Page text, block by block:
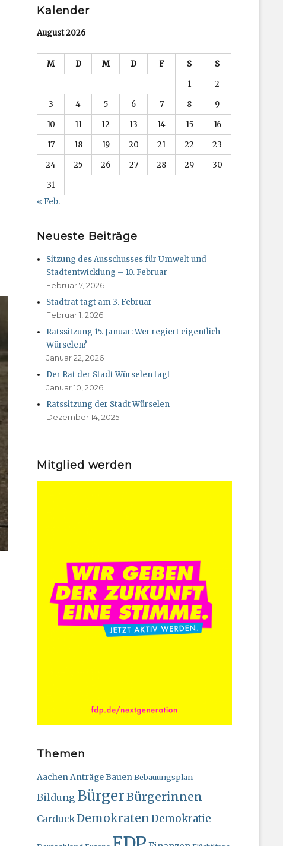
Kalender
August 2026
M D M D F S
S
1
2
3
4 5 6 7 8
9
10
11 12 13 14 15
16
17
18 19 20 21 22
23
24
25 26 27 28 29
30
31
« Feb.
Neueste Beiträge
Sitzung des Ausschusses für Umwelt und
Stadtentwicklung – 10. Februar
Februar 7, 2026
Stadtrat tagt am 3. Februar
Februar 1, 2026
Ratssitzung 15. Januar: Wer regiert eigentlich
Würselen?
Januar 22, 2026
Der Rat der Stadt Würselen tagt
Januar 10, 2026
Ratssitzung der Stadt Würselen
Dezember 14, 2025
Mitglied werden
Themen
AachenAnträgeBauenBebauungsplan
Bildung BürgerBürgerinnen
CarduckDemokratenDemokratie